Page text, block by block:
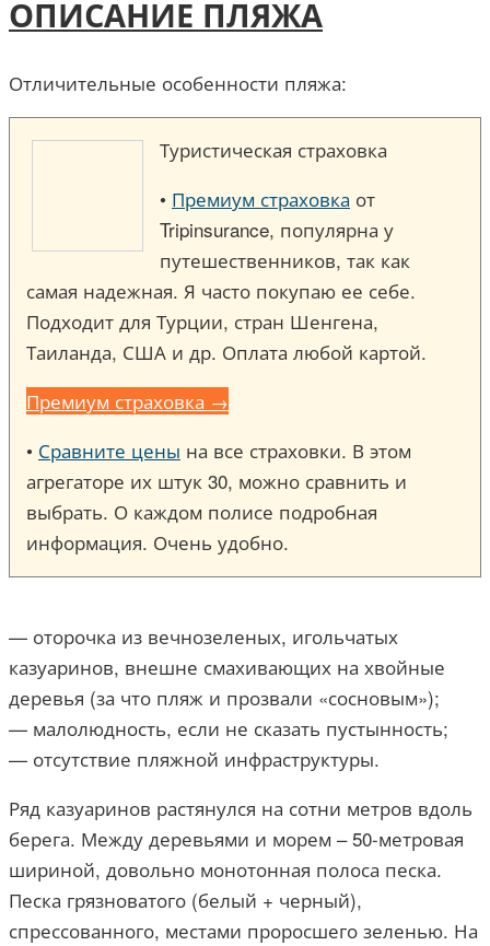
ОПИСАНИЕ ПЛЯЖА
Отличительные особенности пляжа:
Туристическая страховка
• Премиум страховка от
Tripinsurance, популярна у
путешественников, так как
самая надежная. Я часто покупаю ее себе.
Подходит для Турции, стран Шенгена,
Таиланда, США и др. Оплата любой картой.
Премиум страховка →
• Сравните цены на все страховки. В этом
агрегаторе их штук 30, можно сравнить и
выбрать. О каждом полисе подробная
информация. Очень удобно.
— оторочка из вечнозеленых, игольчатых
казуаринов, внешне смахивающих на хвойные
деревья (за что пляж и прозвали «сосновым»);
— малолюдность, если не сказать пустынность;
— отсутствие пляжной инфраструктуры.
Ряд казуаринов растянулся на сотни метров вдоль
берега. Между деревьями и морем – 50-метровая
шириной, довольно монотонная полоса песка.
Песка грязноватого (белый + черный),
спрессованного, местами проросшего зеленью. На